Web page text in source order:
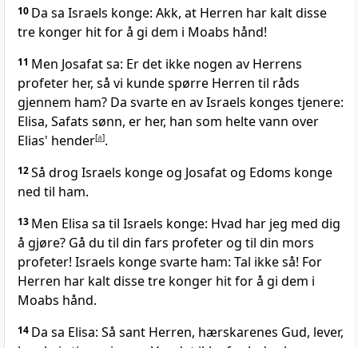
10 Da sa Israels konge: Akk, at Herren har kalt disse
tre konger hit for å gi dem i Moabs hånd!
11 Men Josafat sa: Er det ikke nogen av Herrens
profeter her, så vi kunde spørre Herren til råds
gjennem ham? Da svarte en av Israels konges tjenere:
Elisa, Safats sønn, er her, han som helte vann over
Elias' hender[a].
12Så drog Israels konge og Josafat og Edoms konge
ned til ham.
13 Men Elisa sa til Israels konge: Hvad har jeg med dig
å gjøre? Gå du til din fars profeter og til din mors
profeter! Israels konge svarte ham: Tal ikke så! For
Herren har kalt disse tre konger hit for å gi dem i
Moabs hånd.
14 Da sa Elisa: Så sant Herren, hærskarenes Gud, lever,